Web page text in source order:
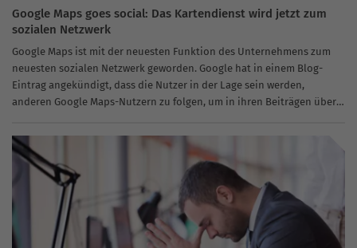
Google Maps goes social: Das Kartendienst wird jetzt zum
sozialen Netzwerk
Google Maps ist mit der neuesten Funktion des Unternehmens zum
neuesten sozialen Netzwerk geworden. Google hat in einem Blog-
Eintrag angekündigt, dass die Nutzer in der Lage sein werden,
anderen Google Maps-Nutzern zu folgen, um in ihren Beiträgen über